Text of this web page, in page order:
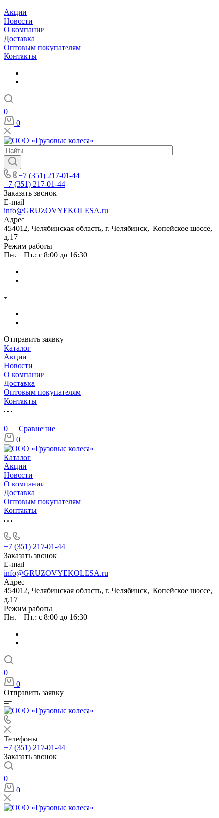
Акции
Новости
О компании
Доставка
Оптовым покупателям
Контакты
0
0
+7 (351) 217-01-44
+7 (351) 217-01-44
Заказать звонок
E-mail
info@GRUZOVYEKOLESA.ru
Адрес
454012, Челябинская область, г. Челябинск, Копейское шоссе,
д.17
Режим работы
Пн. – Пт.: с 8:00 до 16:30
Отправить заявку
Каталог
Акции
Новости
О компании
Доставка
Оптовым покупателям
Контакты
0
Сравнение
0
Каталог
Акции
Новости
О компании
Доставка
Оптовым покупателям
Контакты
+7 (351) 217-01-44
Заказать звонок
E-mail
info@GRUZOVYEKOLESA.ru
Адрес
454012, Челябинская область, г. Челябинск, Копейское шоссе,
д.17
Режим работы
Пн. – Пт.: с 8:00 до 16:30
0
0
Отправить заявку
Телефоны
+7 (351) 217-01-44
Заказать звонок
0
0